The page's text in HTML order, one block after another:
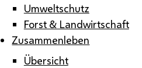
Umweltschutz
Forst & Landwirtschaft
Zusammenleben
Übersicht